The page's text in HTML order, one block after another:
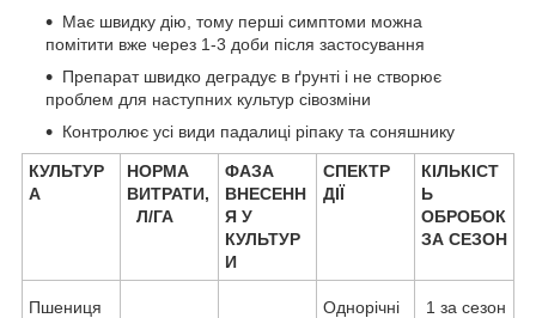
Має швидку дію, тому перші симптоми можна
помітити вже через 1-3 доби після застосування
Препарат швидко деградує в ґрунті і не створює
проблем для наступних культур сівозміни
Контролює усі види падалиці ріпаку та соняшнику
КУЛЬТУР
А
НОРМА
ВИТРАТИ,
Л/ГА
ФАЗА
ВНЕСЕНН
Я У
КУЛЬТУР
И
СПЕКТР
ДІЇ
КІЛЬКІСТ
Ь
ОБРОБОК
ЗА СЕЗОН
Пшениця
Однорічні
1 за сезон